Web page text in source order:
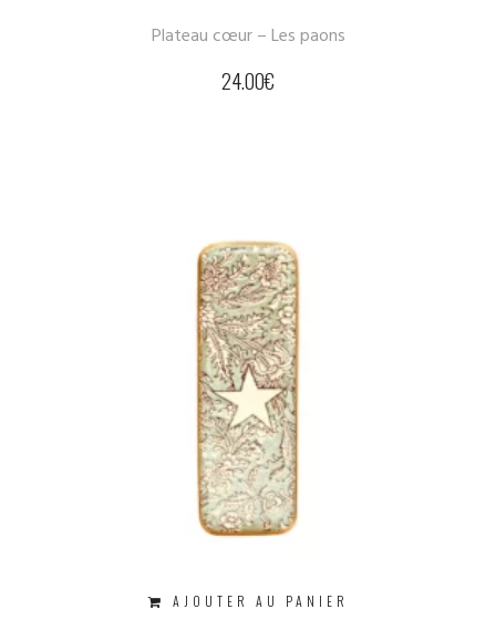
Plateau cœur – Les paons
24.00€
AJOUTER AU PANIER